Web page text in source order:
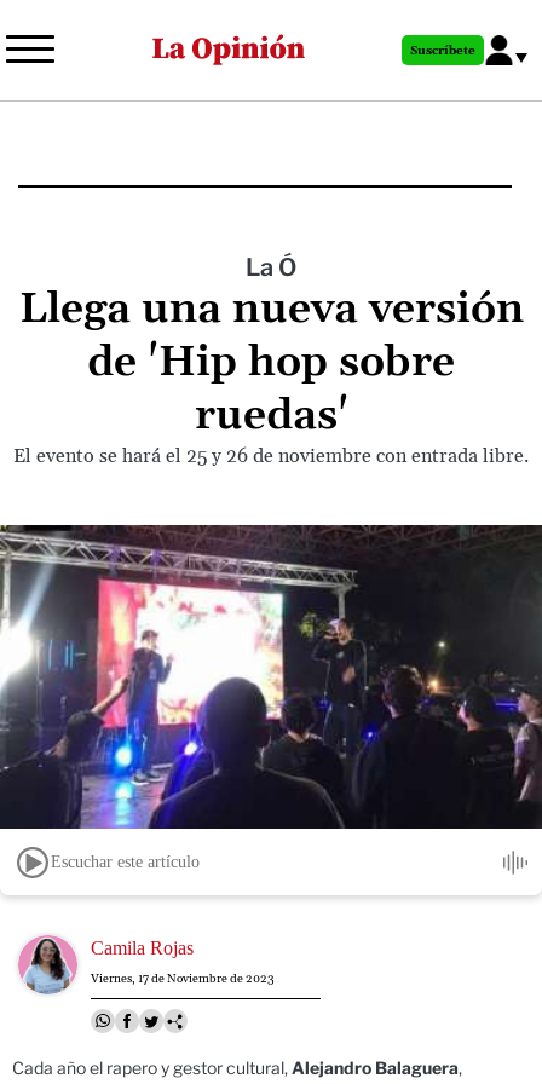
al
principal
Suscríbete
La Ó
Llega una nueva versión
de 'Hip hop sobre
ruedas'
El evento se hará el 25 y 26 de noviembre con entrada libre.
Escuchar este artículo
Image Camila Rojas
Viernes, 17 de Noviembre de 2023
Cada año el rapero y gestor cultural, Alejandro Balaguera,